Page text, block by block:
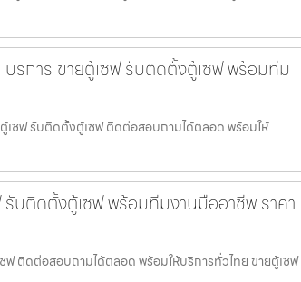
ริการ ขายตู้เซฟ รับติดตั้งตู้เซฟ พร้อมทีม
เซฟ รับติดตั้งตู้เซฟ ติดต่อสอบถามได้ตลอด พร้อมให้
รับติดตั้งตู้เซฟ พร้อมทีมงานมืออาชีพ ราคา
ติดต่อสอบถามได้ตลอด พร้อมให้บริการทั่วไทย ขายตู้เซฟ